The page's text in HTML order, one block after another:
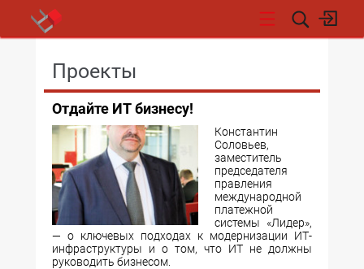
Проекты
Отдайте ИТ бизнесу!
Константин
Соловьев,
заместитель
председателя
правления
международной
платежной
системы «Лидер»,
— о ключевых подходах к модернизации ИТ-
инфраструктуры и о том, что ИТ не должны
руководить бизнесом.